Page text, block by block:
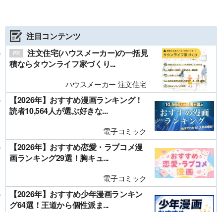
注目コンテンツ
注文住宅(ハウスメーカー)の一括見
積ならタウンライフ家づくり...
ハウスメーカー 注文住宅
【2026年】おすすめ漫画ランキング！
読者10,564人が選ぶ好きな...
電子コミック
【2026年】おすすめ恋愛・ラブコメ漫
画ランキング29選！胸キュ...
電子コミック
【2026年】おすすめ少年漫画ランキン
グ64選！王道から個性派ま...